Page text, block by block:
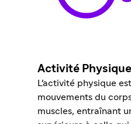
Activité
L'activité physique
mouvements du
muscles, entraînant